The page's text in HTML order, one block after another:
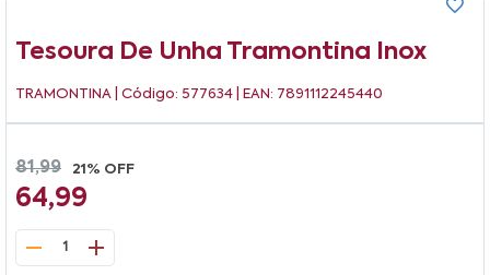
Tesoura De Unha Tramontina Inox
TRAMONTINA | Código: 577634 | EAN: 7891112245440
81,99 21% OFF
64,99
1